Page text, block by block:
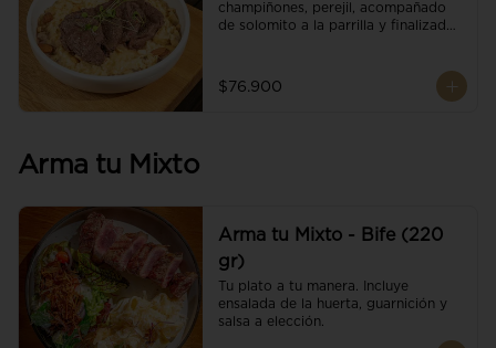
champiñones, perejil, acompañado
de solomito a la parrilla y finalizado
$76.900
Arma tu Mixto
Arma tu Mixto - Bife (220
gr)
Tu plato a tu manera. Incluye
ensalada de la huerta, guarnición y
salsa a elección.